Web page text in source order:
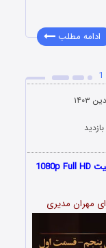
ادامه مطلب
دانلود سریال اسکار فصل پنجم قسمت 1 با کیفیت 1080p Full HD